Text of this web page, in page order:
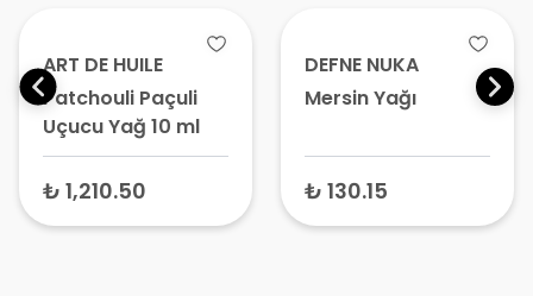
ART DE HUILE
Patchouli Paçuli
Uçucu Yağ 10 ml
₺ 1,210.50
DEFNE NUKA
Mersin Yağı
₺ 130.15